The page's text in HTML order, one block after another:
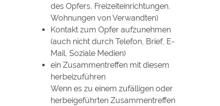
des Opfers, Freizeiteinrichtungen,
Wohnungen von Verwandten)
Kontakt zum Opfer aufzunehmen
(auch nicht durch Telefon, Brief, E-
Mail, Soziale Medien)
ein Zusammentreffen mit diesem
herbeizuführen
Wenn es zu einem zufälligen oder
herbeigeführten Zusammentreffen